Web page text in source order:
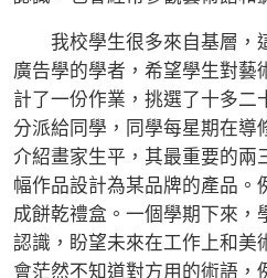
我校學生很多來自基層，
廣告學的學者，希望學生對藝
計了一份作業，挑選了十多二
分派給同學，同學每星期在導
介紹畫家生平，其最重要的兩
幅作品設計為某品牌的產品。
成餅乾禮盒。一個學期下來，
認識，盼望未來在工作上和美
會茫然不知道對方用的術語，